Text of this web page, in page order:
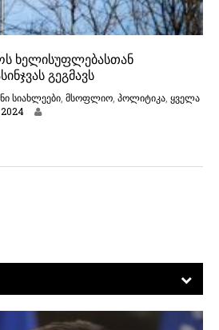
ხელისუფლებასთან
გეგმავს
სიახლეები, მსოფლიო, პოლიტიკა, ყველა
ო
მ
,
4